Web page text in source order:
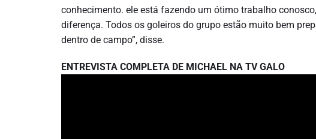
conhecimento. ele está fazendo um ótimo trabalho
diferença. Todos os goleiros do grupo estão muito bem
dentro de campo”, disse.
ENTREVISTA COMPLETA DE MICHAEL NA TV GALO